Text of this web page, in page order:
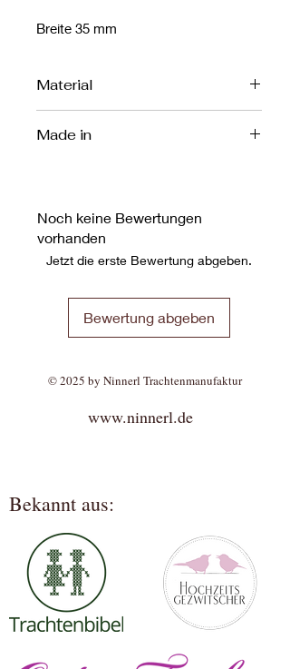
Breite 35 mm
Material
Made in
Noch keine Bewertungen
vorhanden
Jetzt die erste Bewertung abgeben.
Bewertung abgeben
© 2025 by Ninnerl Trachtenmanufaktur
www.ninnerl.de
Bekannt aus: